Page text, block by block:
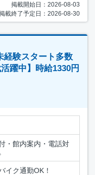
掲載開始日：2026-08-03
載終了予定日：2026-08-30
経験スタート多数
躍中】時給1330円
・館内案内・電話対
ク通勤OK！